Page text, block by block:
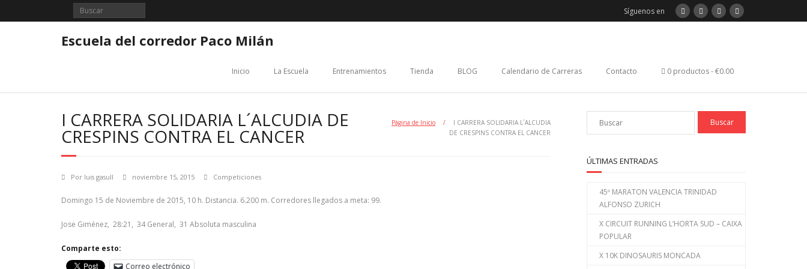
Síguenos en
Escuela del corredor Paco Milán
Inicio La Escuela Entrenamientos Tienda BLOG Calendario de Carreras Contacto 0 productos €0.00
I CARRERA SOLIDARIA L´ALCUDIA DE
CRESPINS CONTRA EL CANCER
Página de Inicio /
I CARRERA SOLIDARIA L´ALCUDIA
DE CRESPINS CONTRA EL CANCER
Por luis gasull noviembre 15, 2015 Competiciones
Domingo 15 de Noviembre de 2015, 10 h. Distancia. 6.200 m. Corredores llegados a meta: 99.
Jose Giménez, 28:21, 34 General, 31 Absoluta masculina
Comparte esto:
Correo electrónico
ÚLTIMAS ENTRADAS
45º MARATON VALENCIA TRINIDAD
ALFONSO ZURICH
X CIRCUIT RUNNING L’HORTA SUD – CAIXA
POPULAR
X 10K DINOSAURIS MONCADA